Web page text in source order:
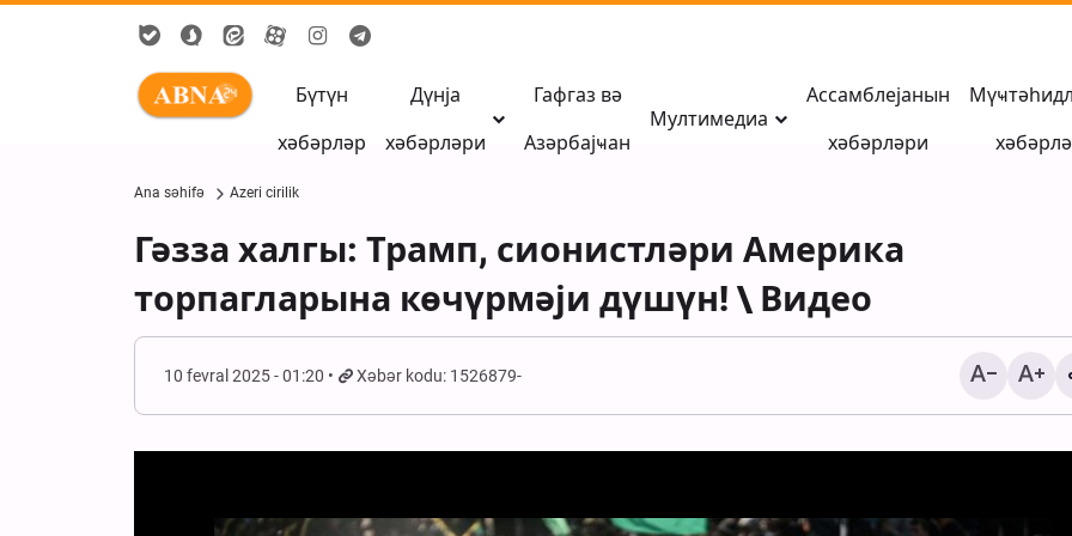
Бүтүн
хәбәрләр
Дүнја
хәбәрләри
Гафгаз вә
Азәрбајҹан
Мултимедиа
Ассамблејанын
хәбәрләри
Ana səhifə Azeri cirilik
Гәзза халгы: Трамп, сионистләри Америка
торпагларына көчүрмәји дүшүн! \ Видео
10 fevral 2025 - 01:20 Xəbər kodu: 1526879-
Иранын Тамерчин